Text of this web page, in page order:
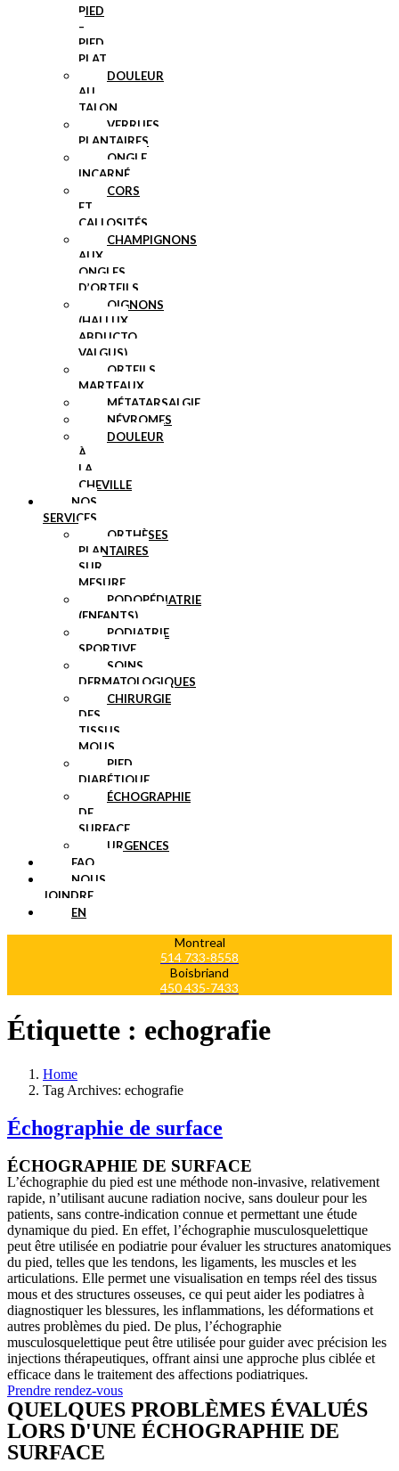
PIED
–
PIED
PLAT
DOULEUR
AU
TALON
VERRUES
PLANTAIRES
ONGLE
INCARNÉ
CORS
ET
CALLOSITÉS
CHAMPIGNONS
AUX
ONGLES
D’ORTEILS
OIGNONS
(HALLUX
ABDUCTO
VALGUS)
ORTEILS
MARTEAUX
MÉTATARSALGIE
NÉVROMES
DOULEUR
À
LA
CHEVILLE
NOS
SERVICES
ORTHÈSES
PLANTAIRES
SUR
MESURE
PODOPÉDIATRIE
(ENFANTS)
PODIATRIE
SPORTIVE
SOINS
DERMATOLOGIQUES
CHIRURGIE
DES
TISSUS
MOUS
PIED
DIABÉTIQUE
ÉCHOGRAPHIE
DE
SURFACE
URGENCES
FAQ
NOUS
JOINDRE
EN
Montreal
514 733-8558
Boisbriand
450 435-7433
Étiquette : echografie
Home
Tag Archives: echografie
Échographie de surface
ÉCHOGRAPHIE DE SURFACE
L’échographie du pied est une méthode non-invasive, relativement
rapide, n’utilisant aucune radiation nocive, sans douleur pour les
patients, sans contre-indication connue et permettant une étude
dynamique du pied. En effet, l’échographie musculosquelettique
peut être utilisée en podiatrie pour évaluer les structures anatomiques
du pied, telles que les tendons, les ligaments, les muscles et les
articulations. Elle permet une visualisation en temps réel des tissus
mous et des structures osseuses, ce qui peut aider les podiatres à
diagnostiquer les blessures, les inflammations, les déformations et
autres problèmes du pied. De plus, l’échographie
musculosquelettique peut être utilisée pour guider avec précision les
injections thérapeutiques, offrant ainsi une approche plus ciblée et
efficace dans le traitement des affections podiatriques.
Prendre rendez-vous
QUELQUES PROBLÈMES ÉVALUÉS
LORS D'UNE ÉCHOGRAPHIE DE
SURFACE